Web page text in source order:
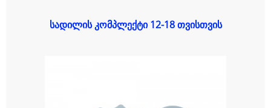
სადილის კომპლექტი 12-18 თვისთვის